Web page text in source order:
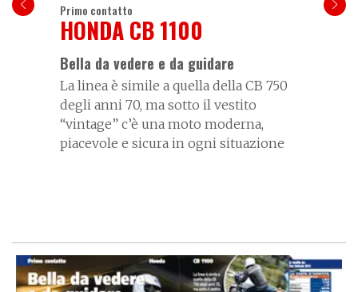
Primo contatto
HONDA CB 1100
Bella da vedere e da guidare
La linea è simile a quella della CB 750
degli anni 70, ma sotto il vestito
“vintage” c’è una moto moderna,
piacevole e sicura in ogni situazione